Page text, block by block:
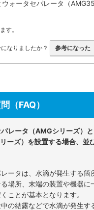
ウォータセパレータ（
す。
なりましたか？ 参考になった
（FAQ）
レータ（AMGシリーズ）
ーズ）を設置する場合、並
ータは、水滴が発生する箇
場所、末端の装置や機器に
ことが基本となります。
の結露などで水滴が発生す